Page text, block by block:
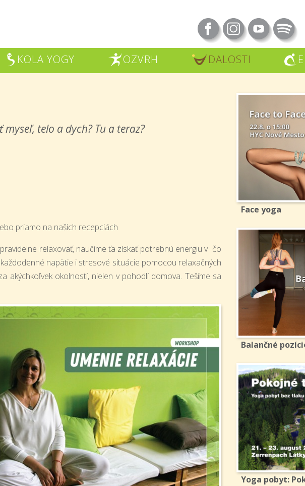
KOLA YOGY OZVRH DALOSTI
telo a dych? Tu a teraz?
priamo na našich recepciách
relaxovať, naučíme ťa získať potrebnú energiu v čo
napätie i stresové situácie pomocou relaxačných
akýchkoľvek okolností, nielen v pohodlí domova. Tešíme sa
Face yoga
Balančné
Yoga pobyt: